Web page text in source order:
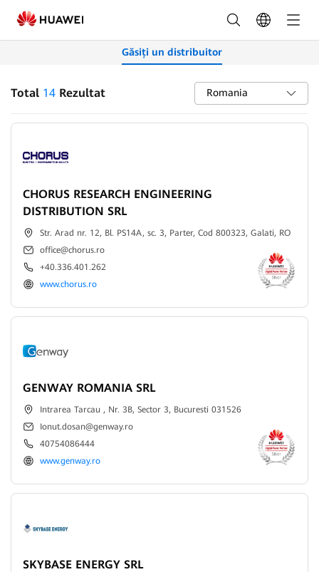
Parteneri
-
FusionSolar
România
Găsiți un distribuitor
Total 14Rezultat Romania
CHORUS RESEARCH ENGINEERING
DISTRIBUTION SRL
Str. Arad nr. 12, Bl. PS14A, sc. 3, Parter, Cod 800323, Galati, RO
office@chorus.ro
+40.336.401.262
www.chorus.ro
GENWAY ROMANIA SRL
Intrarea Tarcau , Nr. 3B, Sector 3, Bucuresti 031526
Ionut.dosan@genway.ro
40754086444
www.genway.ro
SKYBASE ENERGY SRL